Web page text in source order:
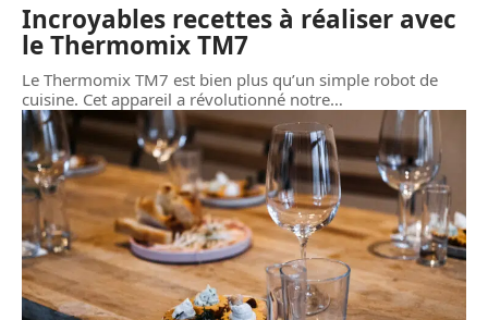
Incroyables recettes à réaliser avec
le Thermomix TM7
Le Thermomix TM7 est bien plus qu’un simple robot de
cuisine. Cet appareil a révolutionné notre…